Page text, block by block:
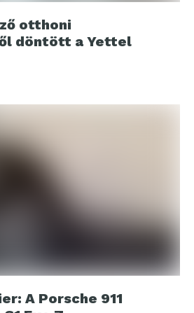
otthoni
döntött a Yettel
A Porsche 911